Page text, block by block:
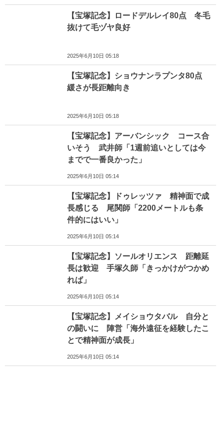
【宝塚記念】ロードデルレイ80点 冬毛
抜けて毛ヅヤ良好
2025年6月10日 05:18
【宝塚記念】ショウナンラプンタ80点
緩さが長距離向き
2025年6月10日 05:18
【宝塚記念】アーバンシック コース合
いそう 武井師「1週前追いとしては今
までで一番良かった」
2025年6月10日 05:14
【宝塚記念】ドゥレッツァ 精神面で成
長感じる 尾関師「2200メートルも条
件的にはいい」
2025年6月10日 05:14
【宝塚記念】ソールオリエンス 距離延
長は歓迎 手塚久師「きっかけがつかめ
れば」
2025年6月10日 05:14
【宝塚記念】メイショウタバル 自分と
の闘いに 陣営「海外遠征を経験したこ
とで精神面が成長」
2025年6月10日 05:14